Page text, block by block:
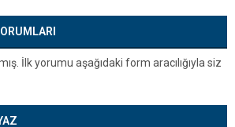
İlk yorumu aşağıdaki form aracılığıyla siz